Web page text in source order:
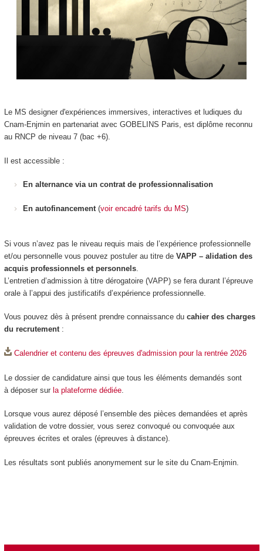
Le MS designer d'expériences immersives, interactives et ludiques du
Cnam-Enjmin en partenariat avec GOBELINS Paris, est diplôme reconnu
au RNCP de niveau 7 (bac +6).
Il est accessible :
En alternance via un contrat de professionnalisation
En autofinancement (voir encadré tarifs du MS)
Si vous n’avez pas le niveau requis mais de l’expérience professionnelle
et/ou personnelle vous pouvez postuler au titre de VAPP – alidation des
acquis professionnels et personnels.
L’entretien d’admission à titre dérogatoire (VAPP) se fera durant l’épreuve
orale à l’appui des justificatifs d’expérience professionnelle.
Vous pouvez dès à présent prendre connaissance du cahier des charges
du recrutement:
Calendrier et contenu des épreuves d'admission pour la rentrée 2026
Le dossier de candidature ainsi que tous les éléments demandés sont
à déposer sur la plateforme dédiée.
Lorsque vous aurez déposé l’ensemble des pièces demandées et après
validation de votre dossier, vous serez convoqué ou convoquée aux
épreuves écrites et orales (épreuves à distance).
Les résultats sont publiés anonymement sur le site du Cnam-Enjmin.